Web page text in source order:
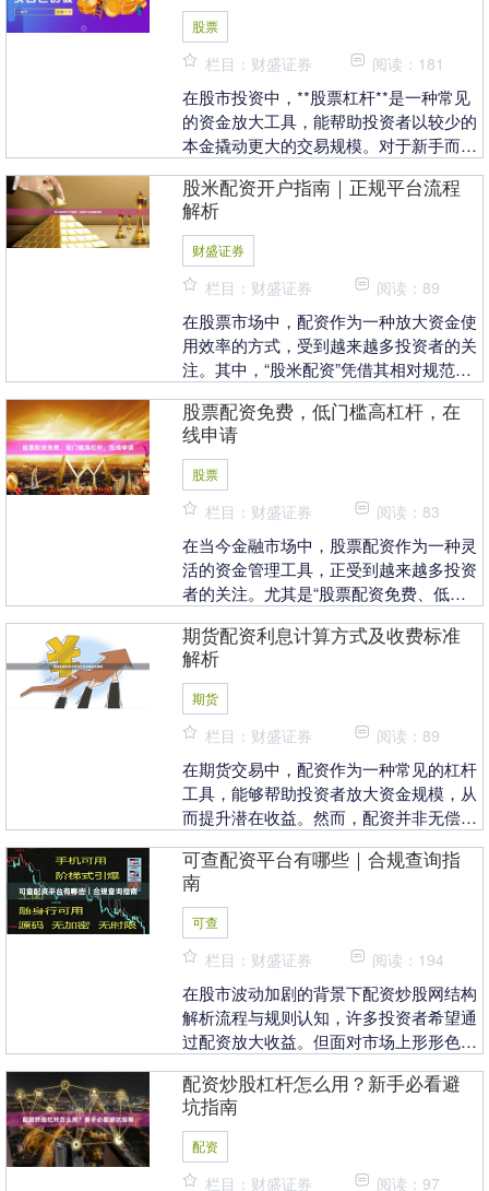
股票
栏目：财盛证券 阅读：181
在股市投资中，**股票杠杆**是一种常见
的资金放大工具，能帮助投资者以较少的
本金撬动更大的交易规模。对于新手而
险至关重要。 ....
股米配资开户指南｜正规平台流程
解析
财盛证券
栏目：财盛证券 阅读：89
在股票市场中，配资作为一种放大资金使
用效率的方式，受到越来越多投资者的关
注。其中，“股米配资”凭借其相对规范的
户的选择。本文....
股票配资免费，低门槛高杠杆，在
线申请
股票
栏目：财盛证券 阅读：83
在当今金融市场中，股票配资作为一种灵
活的资金管理工具，正受到越来越多投资
者的关注。尤其是“股票配资免费、低门
供了参与股市的新....
期货配资利息计算方式及收费标准
解析
期货
栏目：财盛证券 阅读：89
在期货交易中，配资作为一种常见的杠杆
工具，能够帮助投资者放大资金规模，从
而提升潜在收益。然而，配资并非无偿使
解期货配资的利息....
可查配资平台有哪些｜合规查询指
南
可查
栏目：财盛证券 阅读：194
在股市波动加剧的背景下配资炒股网结构
解析流程与规则认知，许多投资者希望通
过配资放大收益。但面对市场上形形色色
规平台，成为保....
配资炒股杠杆怎么用？新手必看避
坑指南
配资
栏目：财盛证券 阅读：97